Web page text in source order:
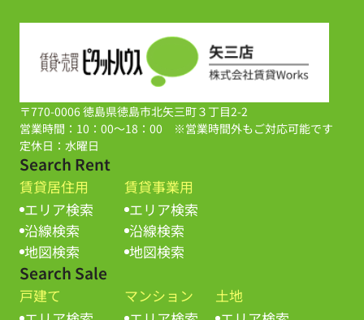
〒770-0006 徳島県徳島市北矢三町３丁目2-2
営業時間：10：00～18：00 ※営業時間外もご対応可能です
定休日：水曜日
Search Rent
賃貸居住用
エリア検索
沿線検索
地図検索
賃貸事業用
エリア検索
沿線検索
地図検索
Search Sale
戸建て
マンション
土地